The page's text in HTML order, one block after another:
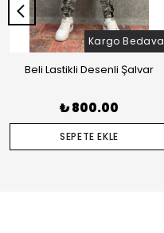
Kargo Bedava
Beli Lastikli Desenli Şalvar
₺ 800.00
SEPETE EKLE